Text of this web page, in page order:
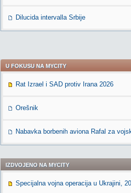
Dilucida intervalla Srbije
U FOKUSU NA MYCITY
Rat Izrael i SAD protiv Irana 2026
Orešnik
Nabavka borbenih aviona Rafal za
IZDVOJENO NA MYCITY
Specijalna vojna operacija u Ukrajini,